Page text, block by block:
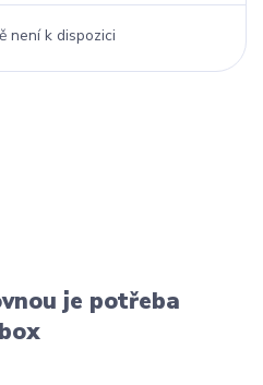
není k dispozici
je potřeba